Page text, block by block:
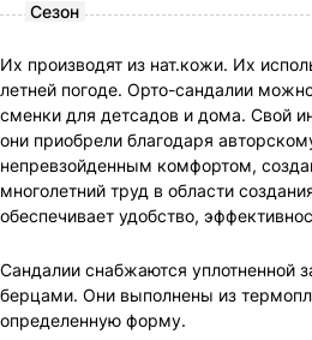
Сезон
Их производят из нат.кожи. Их
летней погоде. Орто-сандалии
сменки для детсадов и дома. Свой
они приобрели благодаря
непревзойденным комфортом,
многолетний труд в области
обеспечивает удобство,
Сандалии снабжаются уплотненной
берцами. Они выполнены из
определенную форму.